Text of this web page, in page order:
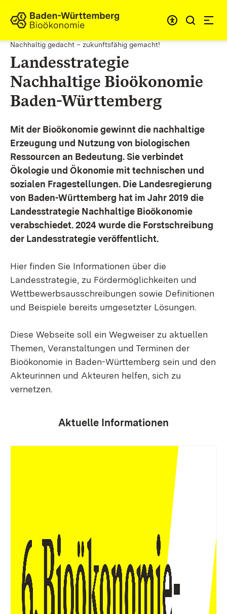
Zum Inhalt springen
Link zur Startseite
Nachhaltig gedacht – zukunftsfähig gemacht!
Landesstrategie
Nachhaltige Bioökonomie
Baden-Württemberg
Mit der Bioökonomie gewinnt die nachhaltige
Erzeugung und Nutzung von biologischen
Ressourcen an Bedeutung. Sie verbindet
Ökologie und Ökonomie mit technischen und
sozialen Fragestellungen. Die Landesregierung
von Baden-Württemberg hat im Jahr 2019 die
Landesstrategie Nachhaltige Bioökonomie
verabschiedet. 2024 wurde die Forstschreibung
der Landesstrategie veröffentlicht.
Hier finden Sie Informationen über die
Landesstrategie, zu Fördermöglichkeiten und
Wettbewerbsausschreibungen sowie Definitionen
und Beispiele bereits umgesetzter Lösungen.
Diese Webseite soll ein Wegweiser zu aktuellen
Themen, Veranstaltungen und Terminen der
Bioökonomie in Baden-Württemberg sein und den
Akteurinnen und Akteuren helfen, sich zu
vernetzen.
Aktuelle Informationen